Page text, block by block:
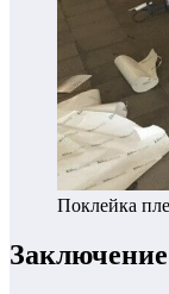
Поклейка
Заключение